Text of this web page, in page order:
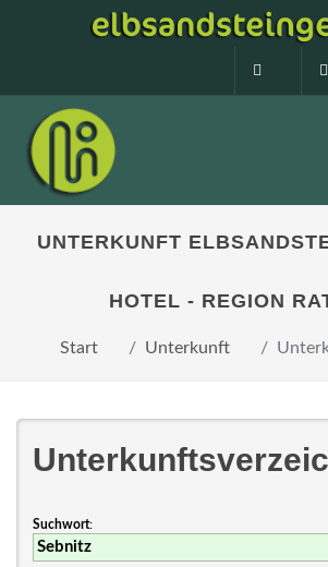
0160
UNTERKUNFT
HOTEL - REGION
Start Unterkunft
Suchwort: